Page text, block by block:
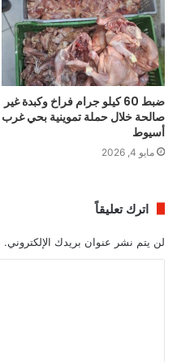
ضبط 60 كيلو جرام فراخ وكبدة غير
صالحة خلال حملة تموينية بحي غرب
أسيوط
مايو 4, 2026
اترك تعليقاً
لن يتم نشر عنوان بريدك الإلكتروني.